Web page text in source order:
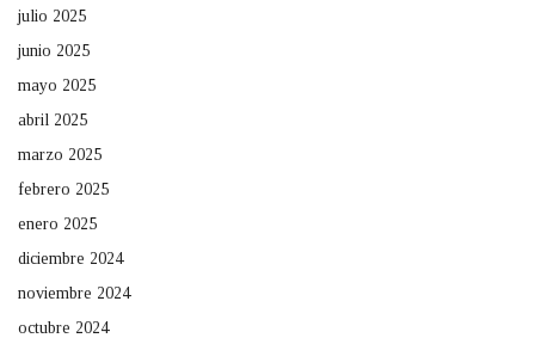
julio 2025
junio 2025
mayo 2025
abril 2025
marzo 2025
febrero 2025
enero 2025
diciembre 2024
noviembre 2024
octubre 2024